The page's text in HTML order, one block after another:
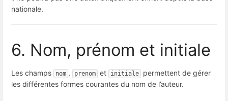
nationale.
6. Nom, prénom et initiale
Les champs nom , prenom et initiale
permettent de gérer
les différentes formes courantes du nom de l’auteur.